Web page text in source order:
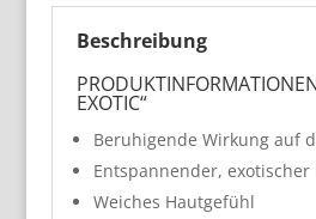
Beschreibung
EXOTIC“
Beruhigende Wirkung auf
Entspannender, exotischer
Weiches Hautgefühl